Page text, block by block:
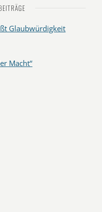
Glaubwürdigkeit
Macht“